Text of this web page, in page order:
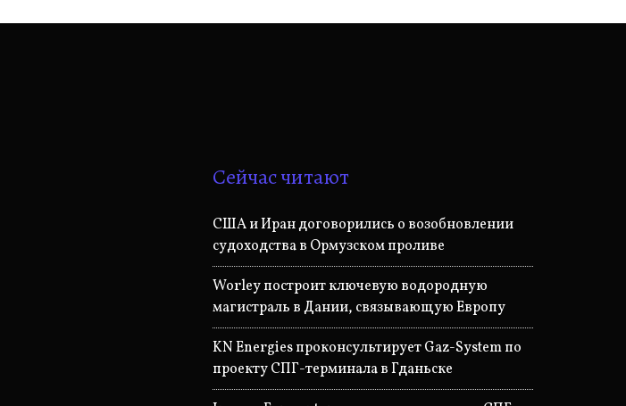
Сейчас читают
США и Иран договорились о возобновлении
судоходства в Ормузском проливе
Worley построит ключевую водородную
магистраль в Дании, связывающую Европу
KN Energies проконсультирует Gaz-System по
проекту СПГ-терминала в Гданьске